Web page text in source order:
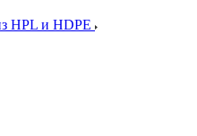
HPL и HDPE